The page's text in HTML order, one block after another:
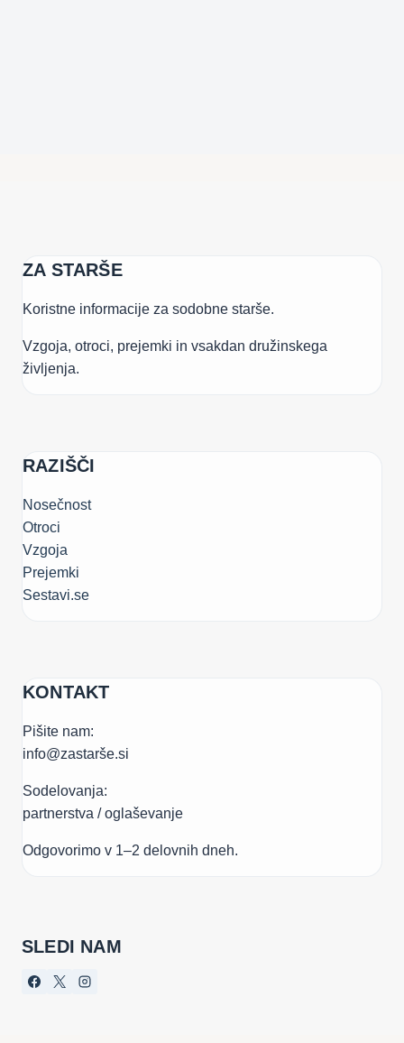
ZA STARŠE
Koristne informacije za sodobne starše.
Vzgoja, otroci, prejemki in vsakdan družinskega
življenja.
RAZIŠČI
Nosečnost
Otroci
Vzgoja
Prejemki
Sestavi.se
KONTAKT
Pišite nam:
info@zastarše.si
Sodelovanja:
partnerstva / oglaševanje
Odgovorimo v 1–2 delovnih dneh.
SLEDI NAM